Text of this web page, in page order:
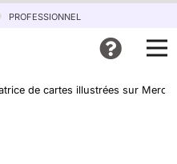
professionnel
de cartes illustrées sur Merci